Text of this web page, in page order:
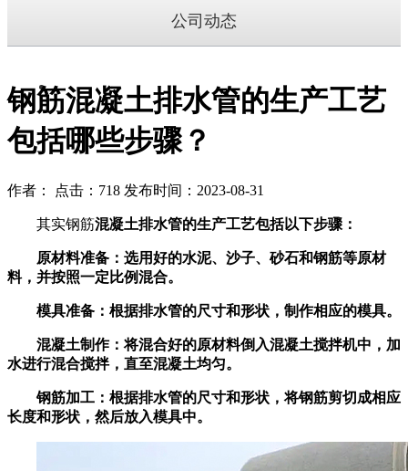
公司动态
钢筋混凝土排水管的生产工艺
包括哪些步骤？
作者： 点击：718 发布时间：2023-08-31
其实钢筋混凝土排水管的生产工艺包括以下步骤：
原材料准备：选用好的水泥、沙子、砂石和钢筋等原材
料，并按照一定比例混合。
模具准备：根据排水管的尺寸和形状，制作相应的模具。
混凝土制作：将混合好的原材料倒入混凝土搅拌机中，加
水进行混合搅拌，直至混凝土均匀。
钢筋加工：根据排水管的尺寸和形状，将钢筋剪切成相应
长度和形状，然后放入模具中。